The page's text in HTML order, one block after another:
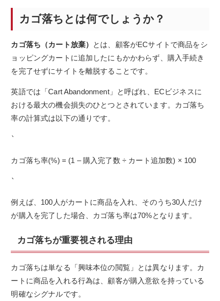
カゴ落ちとは何でしょうか？
カゴ落ち（カート放棄）
とは、顧客がECサイトで商品をシ
ョッピングカートに追加したにもかかわらず、購入手続き
を完了せずにサイトを離脱することです。
英語では「Cart Abandonment」と呼ばれ、ECビジネスに
おける最大の機会損失のひとつとされています。カゴ落ち
率の計算式は以下の通りです。
`
カゴ落ち率(%) = (1 – 購入完了数 ÷ カート追加数) × 100
`
例えば、100人がカートに商品を入れ、そのうち30人だけ
が購入を完了した場合、カゴ落ち率は70%となります。
カゴ落ちが重要視される理由
カゴ落ちは単なる「興味本位の閲覧」とは異なります。カ
ートに商品を入れる行為は、顧客が購入意欲を持っている
明確なシグナルです。